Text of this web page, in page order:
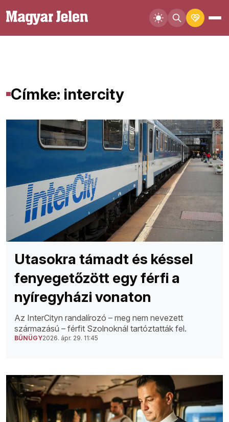
Címke: intercity
Utasokra támadt és késsel
fenyegetőzött egy férfi a
nyíregyházi vonaton
Az InterCityn randalírozó – meg nem nevezett
származású – férfit Szolnoknál tartóztatták fel.
BŰNÜGY2026. ápr. 29. 11:45